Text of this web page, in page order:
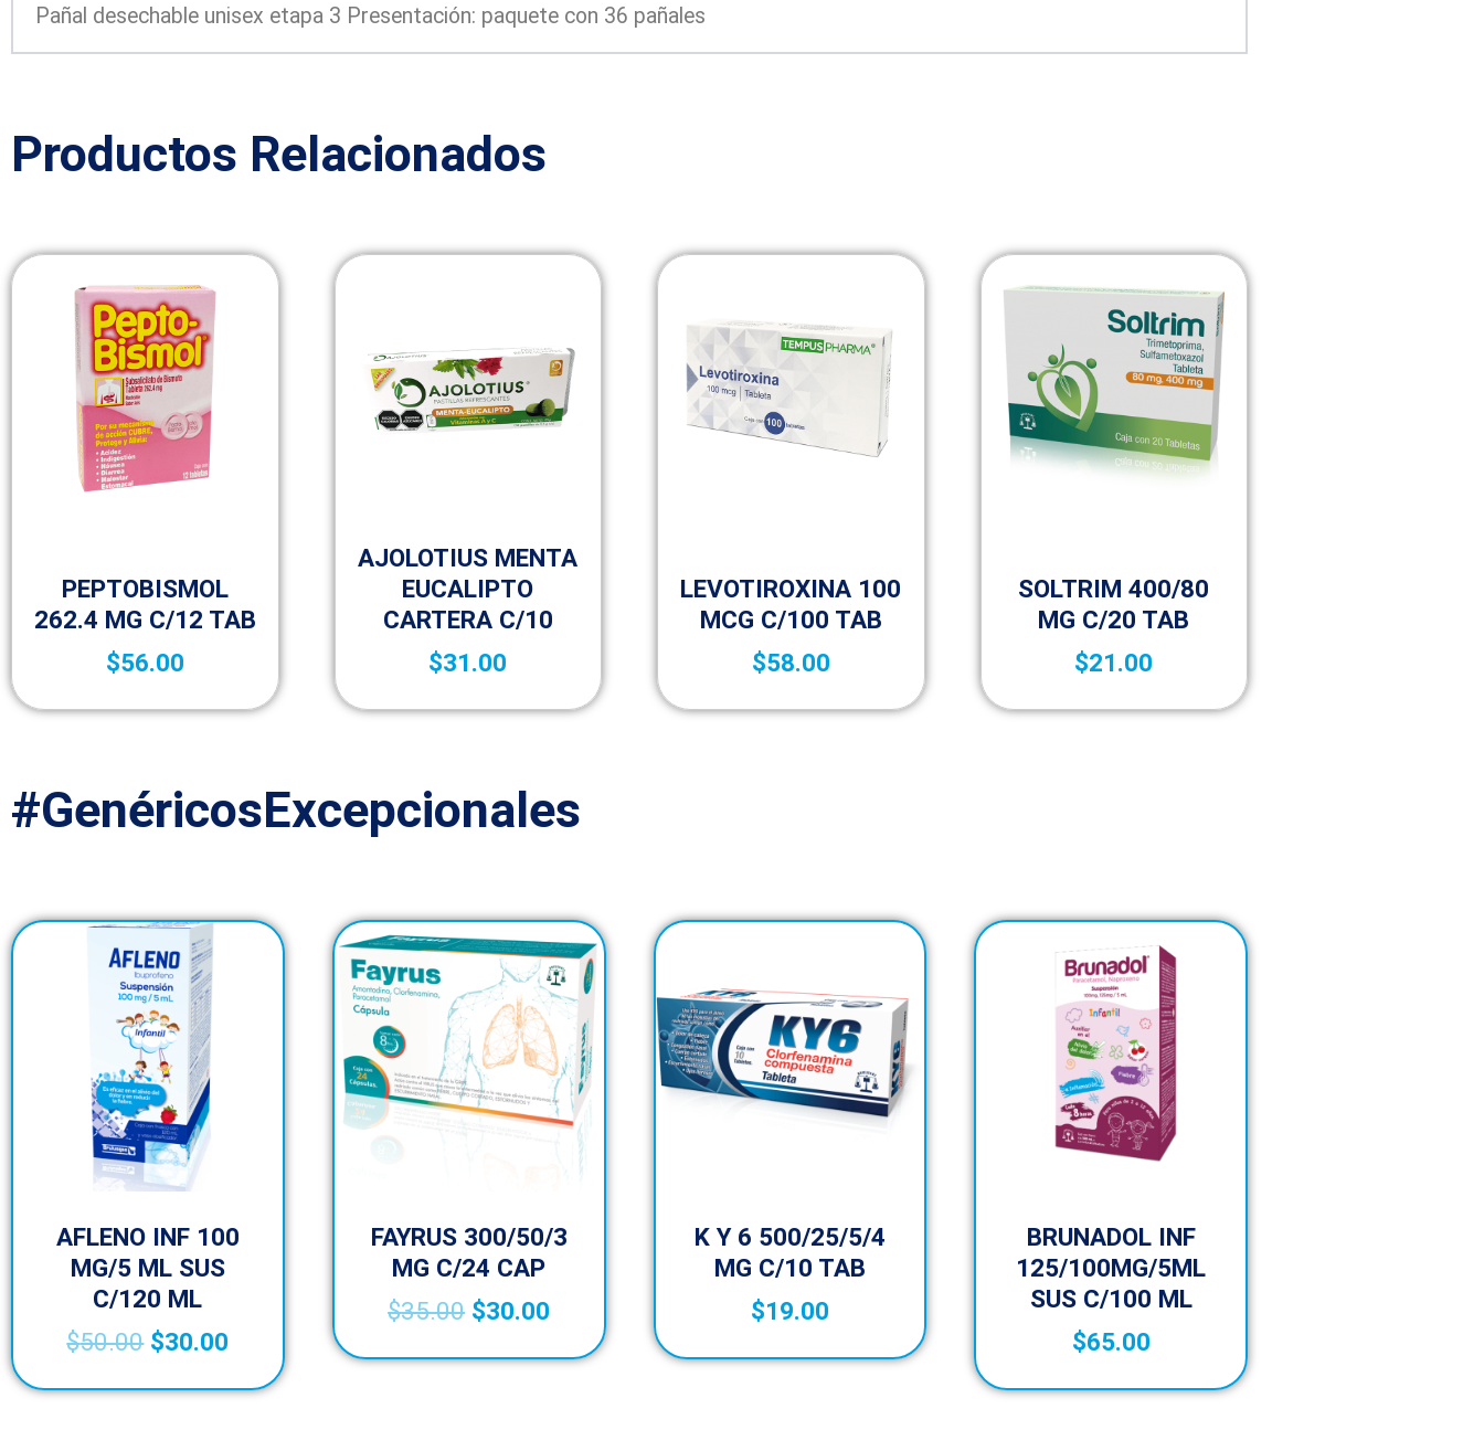
Pañal desechable unisex etapa 3 Presentación: paquete con 36 pañales
Productos Relacionados
PEPTOBISMOL
262.4 MG C/12 TAB
$56.00
AJOLOTIUS MENTA
EUCALIPTO
CARTERA C/10
$31.00
LEVOTIROXINA 100
MCG C/100 TAB
$58.00
SOLTRIM 400/80
MG C/20 TAB
$21.00
#GenéricosExcepcionales
AFLENO INF 100
MG/5 ML SUS
C/120 ML
$50.00 $30.00
FAYRUS 300/50/3
MG C/24 CAP
$35.00 $30.00
K Y 6 500/25/5/4
MG C/10 TAB
$19.00
BRUNADOL INF
125/100MG/5ML
SUS C/100 ML
$65.00